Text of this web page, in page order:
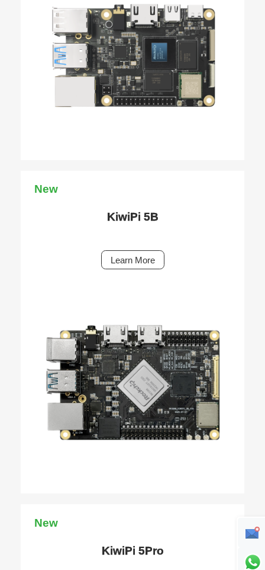
New
KiwiPi 5B
Learn More
New
KiwiPi 5Pro